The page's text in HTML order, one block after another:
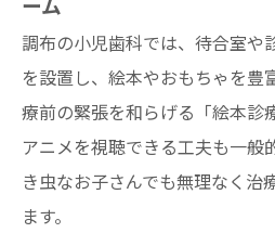
調布の小児歯科では、待合室や
を設置し、絵本やおもちゃを豊
療前の緊張を和らげる「絵本診
アニメを視聴できる工夫も一般
き虫なお子さんでも無理なく治
ます。